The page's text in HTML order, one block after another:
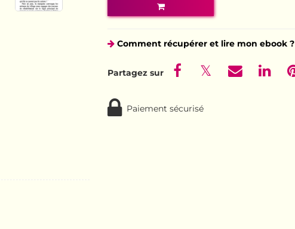
Comment récupérer et lire mon ebook ?
Paiement sécurisé